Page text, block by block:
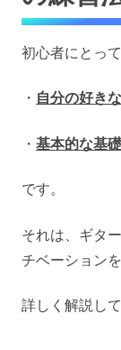
初心者にとっ
・ 自分の好き
・ 基本的な基
です。
それは、ギタ
チベーション
詳しく解説し